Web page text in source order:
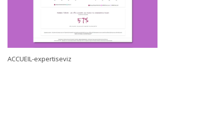
ACCUEIL-expertiseviz